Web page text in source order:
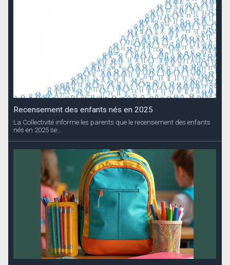
Recensement des enfants nés en 2025
La Collectivité informe les parents que le recensement des enfants
nés en 2025 se...